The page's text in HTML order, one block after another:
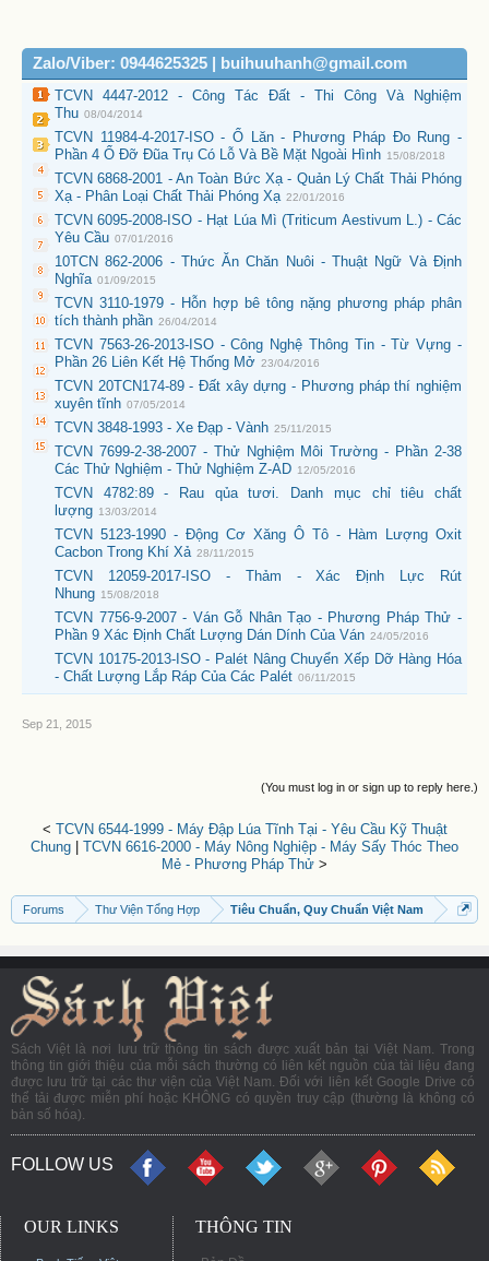
Zalo/Viber: 0944625325 | buihuuhanh@gmail.com
TCVN 4447-2012 - Công Tác Đất - Thi Công Và Nghiệm
Thu 08/04/2014
TCVN 11984-4-2017-ISO - Ổ Lăn - Phương Pháp Đo Rung -
Phần 4 Ổ Đỡ Đũa Trụ Có Lỗ Và Bề Mặt Ngoài Hình 15/08/2018
TCVN 6868-2001 - An Toàn Bức Xạ - Quản Lý Chất Thải Phóng
Xạ - Phân Loại Chất Thải Phóng Xạ 22/01/2016
TCVN 6095-2008-ISO - Hạt Lúa Mì (Triticum Aestivum L.) - Các
Yêu Cầu 07/01/2016
10TCN 862-2006 - Thức Ăn Chăn Nuôi - Thuật Ngữ Và Định
Nghĩa 01/09/2015
TCVN 3110-1979 - Hỗn hợp bê tông nặng phương pháp phân
tích thành phần 26/04/2014
TCVN 7563-26-2013-ISO - Công Nghệ Thông Tin - Từ Vựng -
Phần 26 Liên Kết Hệ Thống Mở 23/04/2016
TCVN 20TCN174-89 - Đất xây dựng - Phương pháp thí nghiệm
xuyên tĩnh 07/05/2014
TCVN 3848-1993 - Xe Đạp - Vành 25/11/2015
TCVN 7699-2-38-2007 - Thử Nghiệm Môi Trường - Phần 2-38
Các Thử Nghiệm - Thử Nghiệm Z-AD 12/05/2016
TCVN 4782:89 - Rau qủa tươi. Danh mục chỉ tiêu chất
lượng 13/03/2014
TCVN 5123-1990 - Động Cơ Xăng Ô Tô - Hàm Lượng Oxit
Cacbon Trong Khí Xả 28/11/2015
TCVN 12059-2017-ISO - Thảm - Xác Định Lực Rút
Nhung 15/08/2018
TCVN 7756-9-2007 - Ván Gỗ Nhân Tạo - Phương Pháp Thử -
Phần 9 Xác Định Chất Lượng Dán Dính Của Ván 24/05/2016
TCVN 10175-2013-ISO - Palét Nâng Chuyển Xếp Dỡ Hàng Hóa
- Chất Lượng Lắp Ráp Của Các Palét 06/11/2015
Sep 21, 2015
(You must log in or sign up to reply here.)
< TCVN 6544-1999 - Máy Đập Lúa Tĩnh Tại - Yêu Cầu Kỹ Thuật
Chung
TCVN 6616-2000 - Máy Nông Nghiệp - Máy Sấy Thóc Theo
Mẻ - Phương Pháp Thử >
Forums Thư Viện Tổng Hợp Tiêu Chuẩn, Quy Chuẩn Việt Nam
Sách Việt là nơi lưu trữ thông tin sách được xuất bản tại Việt Nam. Trong
thông tin giới thiệu của mỗi sách thường có liên kết nguồn của tài liệu đang
được lưu trữ tại các thư viện của Việt Nam. Đối với liên kết Google Drive có
thể tải được miễn phí hoặc KHÔNG có quyền truy cập (thường là không có
bản số hóa).
FOLLOW US
OUR LINKS THÔNG TIN